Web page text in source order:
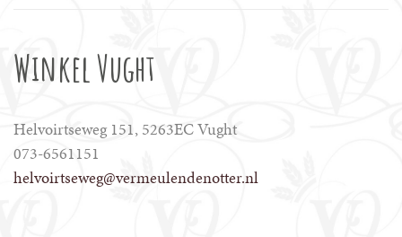
Winkel Vught
Helvoirtseweg 151, 5263EC Vught
073-6561151
helvoirtseweg@vermeulendenotter.nl